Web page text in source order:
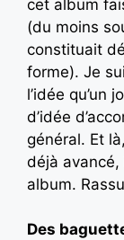
cet album
(du moins
constituait
forme). Je
l’idée qu’un
d’idée
général. Et
déjà
album.
Des